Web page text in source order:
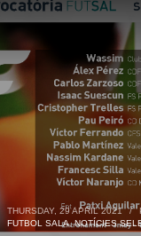
THURSDAY, 29 APRIL 2021 /
FUTBOL SALA,NOTÍCIES